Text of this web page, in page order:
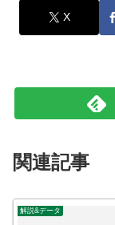
X
関連記事
解説&データ